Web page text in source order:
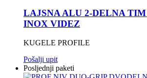
LAJSNA ALU 2-DELNA TIM
INOX VIDEZ
KUGELE PROFILE
Pošalji upit
Posljednji paketi